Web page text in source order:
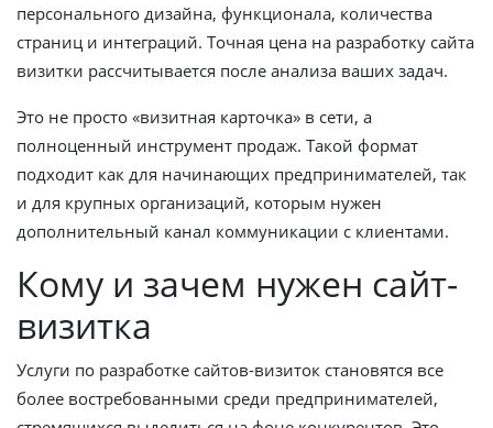
персонального дизайна, функционала, количества
страниц и интеграций. Точная цена на разработку сайта
визитки рассчитывается после анализа ваших задач.
Это не просто «визитная карточка» в сети, а
полноценный инструмент продаж. Такой формат
подходит как для начинающих предпринимателей, так
и для крупных организаций, которым нужен
дополнительный канал коммуникации с клиентами.
Кому и зачем нужен сайт-
визитка
Услуги по разработке сайтов-визиток становятся все
более востребованными среди предпринимателей,